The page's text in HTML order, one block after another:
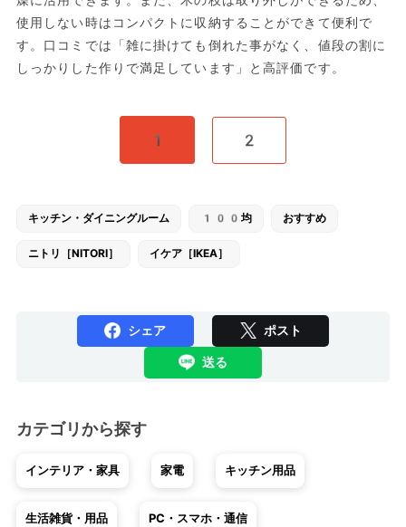
使用しない時はコンパクトに収納することができて便利で
す。口コミでは「雑に掛けても倒れた事がなく、値段の割に
しっかりした作りで満足しています」と高評価です。
1 2
キッチン・ダイニングルーム 100均 おすすめ
ニトリ［NITORI］ イケア［IKEA］
シェア ポスト
送る
カテゴリから探す
インテリア・家具 家電 キッチン用品
生活雑貨・用品 PC・スマホ・通信